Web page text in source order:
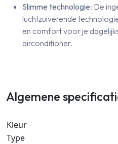
Slimme technologie: De
luchtzuiverende
en comfort voor je
airconditioner.
Algemene
Kleur
Type